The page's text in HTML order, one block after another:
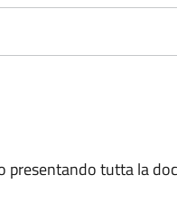
presentando tutta la